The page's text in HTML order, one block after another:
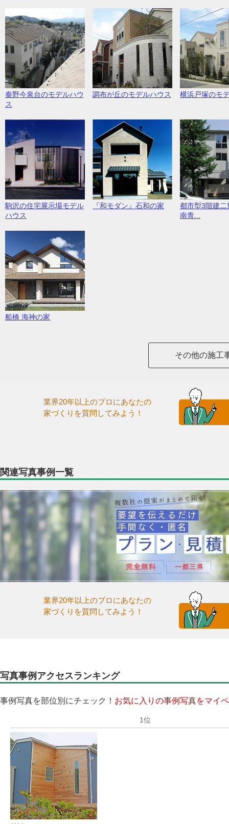
秦野今泉台のモデルハウ
ス
調布が丘のモデルハウス 横浜戸塚のモ
駒沢の住宅展示場モデル
ハウス
『和モダン』石和の家
都市型3階建二
南青...
船橋 海神の家
その他の施工
業界20年以上のプロにあなたの
家づくりを質問してみよう！
関連写真事例一覧
業界20年以上のプロにあなたの
家づくりを質問してみよう！
写真事例アクセスランキング
事例写真を部位別にチェック！ お気に入りの事例写真をマイ